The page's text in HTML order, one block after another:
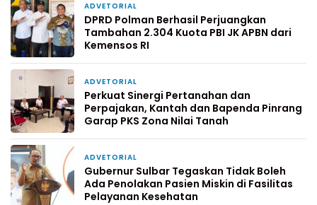
ADVETORIAL
DPRD Polman Berhasil Perjuangkan
Tambahan 2.304 Kuota PBI JK APBN dari
Kemensos RI
ADVETORIAL
Perkuat Sinergi Pertanahan dan
Perpajakan, Kantah dan Bapenda Pinrang
Garap PKS Zona Nilai Tanah
ADVETORIAL
Gubernur Sulbar Tegaskan Tidak Boleh
Ada Penolakan Pasien Miskin di Fasilitas
Pelayanan Kesehatan